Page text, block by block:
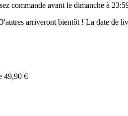
commande avant le dimanche à
arriveront bientôt ! La date de
49,90 €